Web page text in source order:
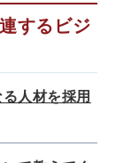
するビジ
人材を採用